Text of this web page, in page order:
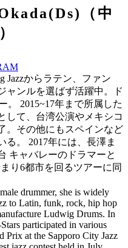
（中
Jazzからラテン、ファン
ャンルを選ばず活躍中。ド
。 2015~17年まで所属した
して、台湾公演やメキシコ
。その他にもスペインなど
。 2017年には、長澤ま
キャバレーのドラマーと
り6都市を回るツアーに同
drummer, she is widely
to Latin, funk, rock, hip hop
Ludwig Drums. In
participated in various
Prix at the Sapporo City Jazz